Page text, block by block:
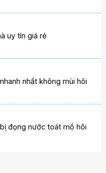
uy tín giá rẻ
nhất không mùi hôi
đọng nước toát mồ hôi